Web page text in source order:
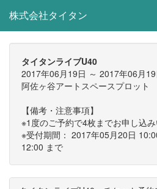
株式会社タイタン
タイタンライブU40
2017年06月19日 ～ 2017年06月19
阿佐ヶ谷アートスペースプロット
【備考・注意事項】
※1度のご予約で4枚までお申し込み
※受付期間： 2017年05月20日
12:00 まで